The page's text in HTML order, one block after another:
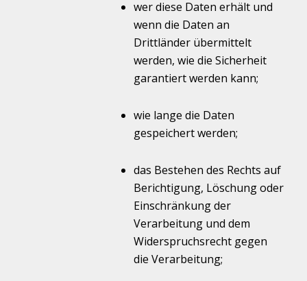
wer diese Daten erhält und
wenn die Daten an
Drittländer übermittelt
werden, wie die Sicherheit
garantiert werden kann;
wie lange die Daten
gespeichert werden;
das Bestehen des Rechts auf
Berichtigung, Löschung oder
Einschränkung der
Verarbeitung und dem
Widerspruchsrecht gegen
die Verarbeitung;